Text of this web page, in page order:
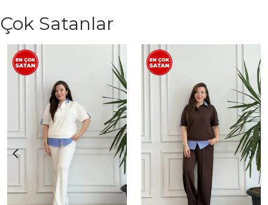
Çok Satanlar